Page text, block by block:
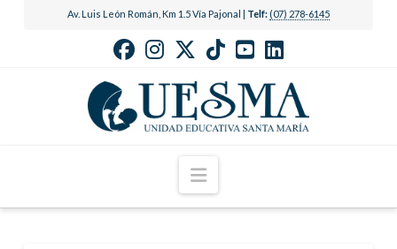
Av. Luis León Román, Km 1.5 Vía Pajonal | Telf: (07) 278-6145
Navigation